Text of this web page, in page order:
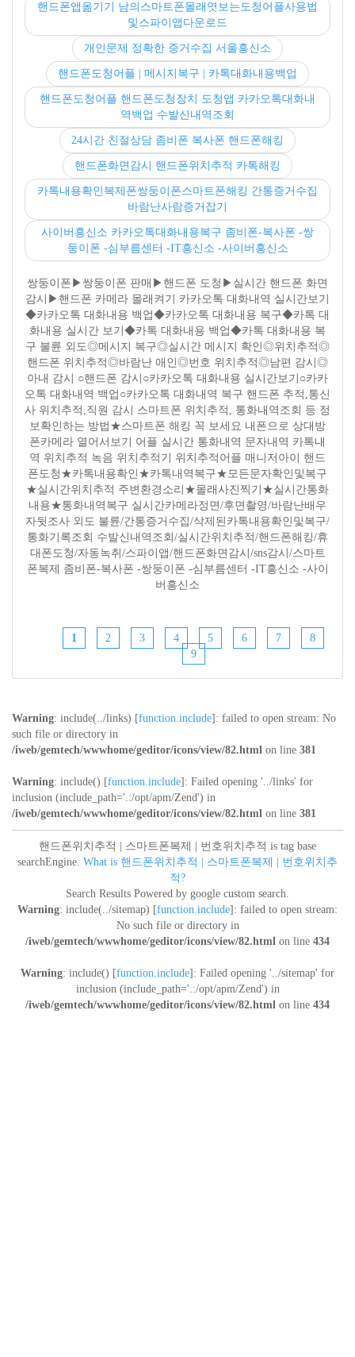
핸드폰앱옮기기 남의스마트폰몰래엿보는도청어플사용법
및스파이앱다운로드
개인문제 정확한 증거수집 서울흥신소
핸드폰도청어플 | 메시지복구 | 카톡대화내용백업
핸드폰도청어플 핸드폰도청장치 도청앱 카카오톡대화내
역백업 수발신내역조회
24시간 친절상담 좀비폰 복사폰 핸드폰해킹
핸드폰화면감시 핸드폰위치추적 카톡해킹
카톡내용확인복제폰쌍둥이폰스마트폰해킹 간통증거수집
바람난사람증거잡기
사이버흥신소 카카오톡대화내용복구 좀비폰-복사폰 -쌍
둥이폰 -심부름센터 -IT흥신소 -사이버흥신소
쌍둥이폰▶쌍둥이폰 판매▶핸드폰 도청▶실시간 핸드폰 화면
감시▶핸드폰 카메라 몰래켜기 카카오톡 대화내역 실시간보기
◆카카오톡 대화내용 백업◆카카오톡 대화내용 복구◆카톡 대
화내용 실시간 보기◆카톡 대화내용 백업◆카톡 대화내용 복
구 불륜 외도◎메시지 복구◎실시간 메시지 확인◎위치추적◎
핸드폰 위치추적◎바람난 애인◎번호 위치추적◎남편 감시◎
아내 감시 ○핸드폰 감시○카카오톡 대화내용 실시간보기○카카
오톡 대화내역 백업○카카오톡 대화내역 복구 핸드폰 추적,통신
사 위치추적,직원 감시 스마트폰 위치추적, 통화내역조회 등 정
보확인하는 방법★스마트폰 해킹 꼭 보세요 내폰으로 상대방
폰카메라 열어서보기 어플 실시간 통화내역 문자내역 카톡내
역 위치추적 녹음 위치추적기 위치추적어플 매니저아이 핸드
폰도청★카톡내용확인★카톡내역복구★모든문자확인및복구
★실시간위치추적 주변환경소리★몰래사진찍기★실시간통화
내용★통화내역복구 실시간카메라정면/후면촬영/바람난배우
자뒷조사 외도 불륜/간통증거수집/삭제된카톡내용확인및복구/
통화기록조회 수발신내역조회/실시간위치추적/핸드폰해킹/휴
대폰도청/자동녹취/스파이앱/핸드폰화면감시/sns감시/스마트
폰복제 좀비폰-복사폰 -쌍둥이폰 -심부름센터 -IT흥신소 -사이
버흥신소
1 2 3 4 5 6 7
8
9
Warning: include(../links) [function.include]: failed to open stream: No
such file or directory in
/iweb/gemtech/wwwhome/geditor/icons/view/82.html on line 381
Warning: include() [function.include]: Failed opening '../links' for
inclusion (include_path='.:/opt/apm/Zend') in
/iweb/gemtech/wwwhome/geditor/icons/view/82.html on line 381
핸드폰위치추적 | 스마트폰복제 | 번호위치추적 is tag base
searchEngine. What is 핸드폰위치추적 | 스마트폰복제 | 번호위치추
적?
Search Results Powered by google custom search.
Warning: include(../sitemap) [function.include]: failed to open stream:
No such file or directory in
/iweb/gemtech/wwwhome/geditor/icons/view/82.html on line 434
Warning: include() [function.include]: Failed opening '../sitemap' for
inclusion (include_path='.:/opt/apm/Zend') in
/iweb/gemtech/wwwhome/geditor/icons/view/82.html on line 434